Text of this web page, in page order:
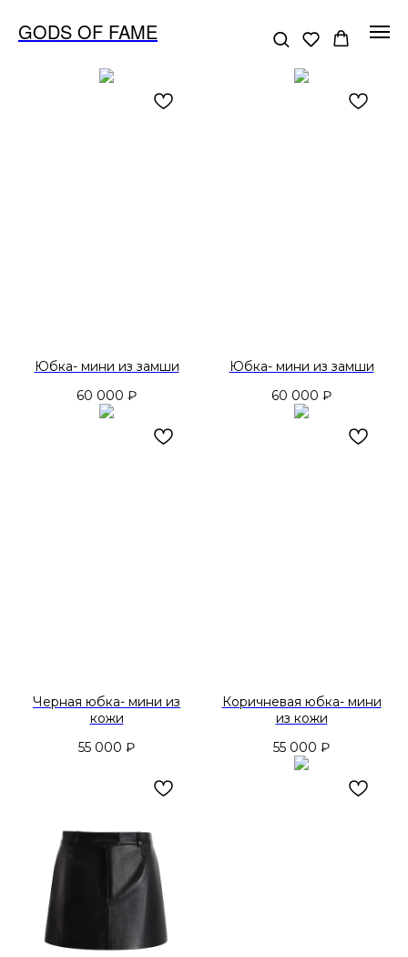
GODS OF FAME
Юбка- мини из замши
60 000 ₽
Юбка- мини из замши
60 000 ₽
Черная юбка- мини из
кожи
55 000 ₽
Коричневая юбка- мини
из кожи
55 000 ₽